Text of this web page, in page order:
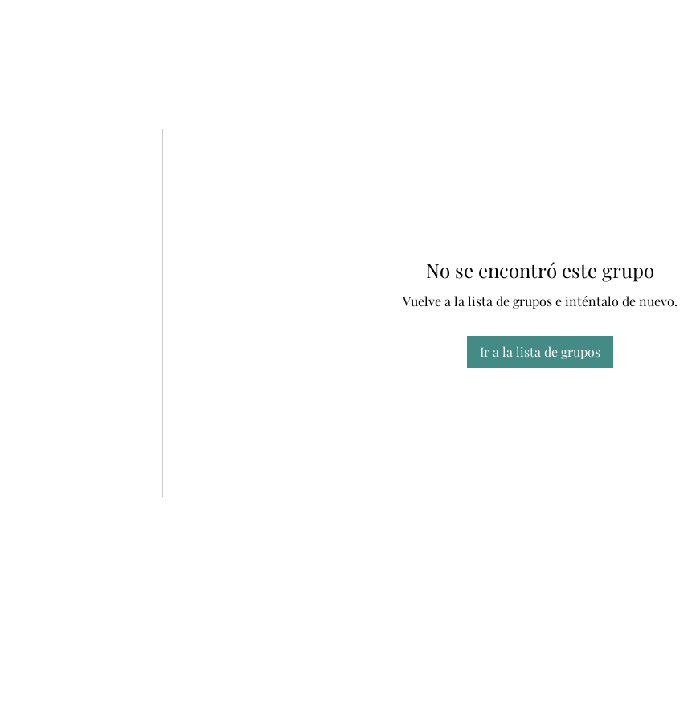
No se encontró este grupo
Vuelve a la lista de grupos e inténtalo de nuevo.
Ir a la lista de grupos